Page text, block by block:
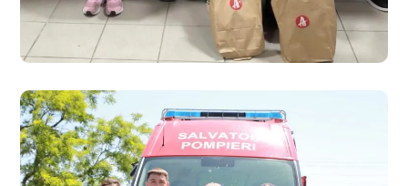
#Sociale